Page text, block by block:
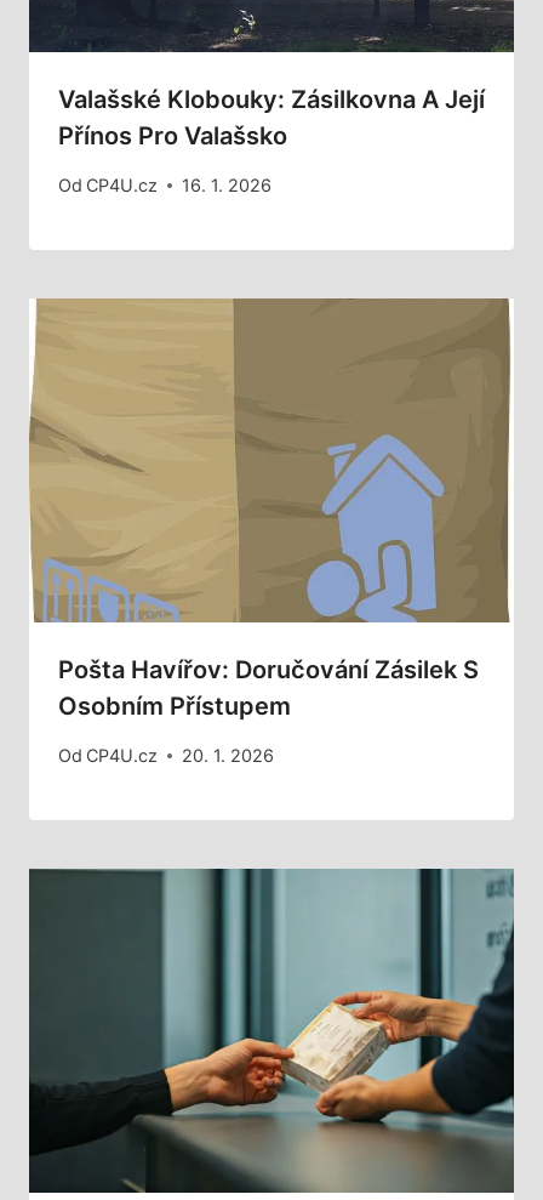
Valašské Klobouky: Zásilkovna A Její
Přínos Pro Valašsko
Od CP4U.cz 16. 1. 2026
Pošta Havířov: Doručování Zásilek S
Osobním Přístupem
Od CP4U.cz 20. 1. 2026